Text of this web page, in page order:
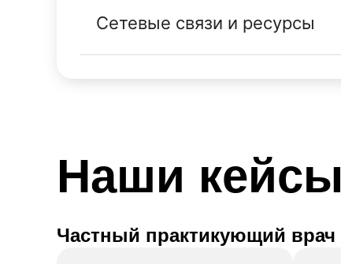
Сетевые связи и ресурсы
Наши кейсы
Частный практикующий врач